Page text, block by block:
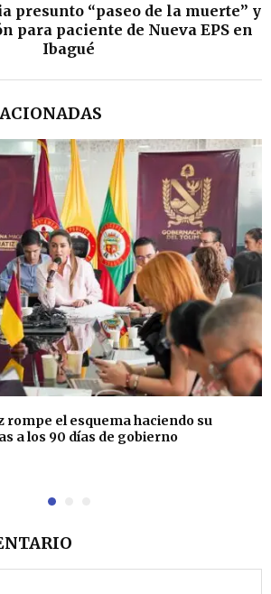
presunto “paseo de la muerte” y
para paciente de Nueva EPS en
Ibagué
rompe el esquema haciendo su
a los 90 días de gobierno